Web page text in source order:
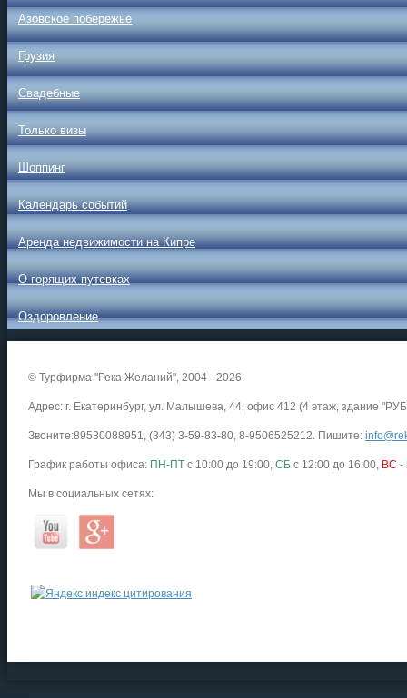
Азовское побережье
Грузия
Свадебные
Только визы
Шоппинг
Календарь событий
Аренда недвижимости на Кипре
О горящих путевках
Оздоровление
© Турфирма "Река Желаний", 2004 - 2026.
Адрес: г. Екатеринбург, ул. Малышева, 44, офис 412 (4 этаж, здание
Звоните:89530088951, (343) 3-59-83-80, 8-9506525212. Пишите:
График работы офиса: ПН-ПТ с 10:00 до 19:00, СБ с 12:00 до 16:00, ВС -
Мы в социальных сетях: